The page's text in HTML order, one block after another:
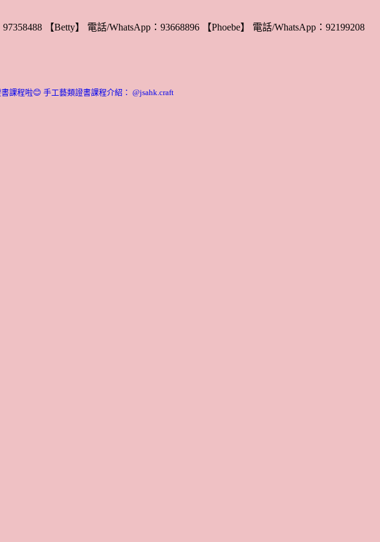
【Betty】 電話/WhatsApp：93668896 【Phoebe】 電話/WhatsApp：92199208
課程啦😊 手工藝類證書課程介紹： @jsahk.craft